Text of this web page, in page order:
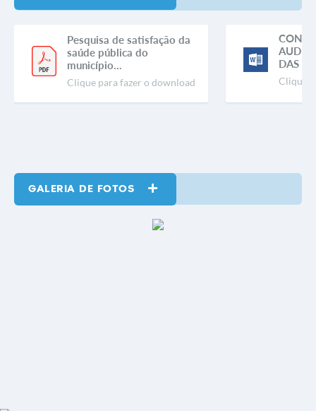
Pesquisa de satisfação da
saúde pública do
município...
Clique para fazer o download
DAS
Clique
GALERIA DE FOTOSVER MAIS